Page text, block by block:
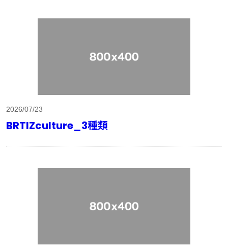
BRTIZculture_3種類
2026/07/23